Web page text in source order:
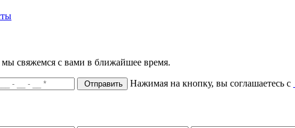
свяжемся с вами в ближайшее время.
Отправить Нажимая на кнопку, вы соглашаетесь с